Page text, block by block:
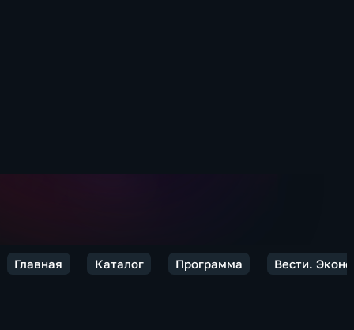
Главная Каталог Программа Вести.